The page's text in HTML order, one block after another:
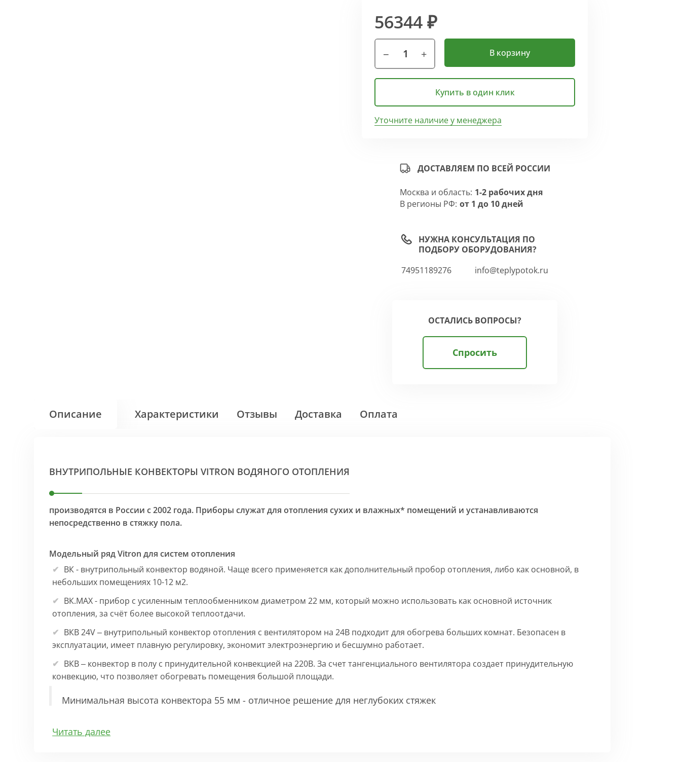
56344 ₽
В корзину
Купить в один клик
Уточните наличие у менеджера
ДОСТАВЛЯЕМ ПО ВСЕЙ РОССИИ
Москва и область: 1-2 рабочих дня
В регионы РФ: от 1 до 10 дней
НУЖНА КОНСУЛЬТАЦИЯ ПО
ПОДБОРУ ОБОРУДОВАНИЯ?
74951189276
info@teplypotok.ru
ОСТАЛИСЬ ВОПРОСЫ?
Спросить
Описание Характеристики Отзывы Доставка Оплата
ВНУТРИПОЛЬНЫЕ КОНВЕКТОРЫ VITRON ВОДЯНОГО ОТОПЛЕНИЯ
производятся в России с 2002 года. Приборы служат для отопления сухих и влажных* помещений и устанавливаются
непосредственно в стяжку пола.
Модельный ряд Vitron для систем отопления
ВК - внутрипольный конвектор водяной. Чаще всего применяется как дополнительный пробор отопления, либо как основной, в
небольших помещениях 10-12 м2.
ВК.МАХ - прибор с усиленным теплообменником диаметром 22 мм, который можно использовать как основной источник
отопления, за счёт более высокой теплоотдачи.
ВКВ 24V – внутрипольный конвектор отопления с вентилятором на 24В подходит для обогрева больших комнат. Безопасен в
эксплуатации, имеет плавную регулировку, экономит электроэнергию и бесшумно работает.
ВКВ – конвектор в полу с принудительной конвекцией на 220В. За счет тангенциального вентилятора создает принудительную
конвекцию, что позволяет обогревать помещения большой площади.
Минимальная высота конвектора 55 мм - отличное решение для неглубоких стяжек
Особенности:
Читать далее